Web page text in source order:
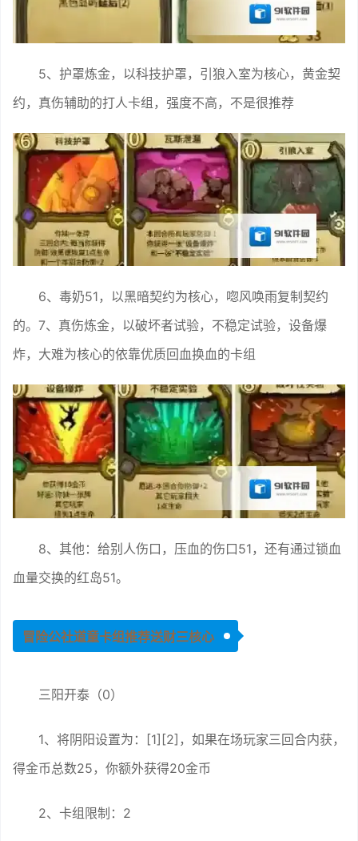
5、护罩炼金，以科技护罩，引狼入室为核心，黄金契
约，真伤辅助的打人卡组，强度不高，不是很推荐
6、毒奶51，以黑暗契约为核心，唿风唤雨复制契约
的。7、真伤炼金，以破坏者试验，不稳定试验，设备爆
炸，大难为核心的依靠优质回血换血的卡组
8、其他：给别人伤口，压血的伤口51，还有通过锁血
血量交换的红岛51。
冒险公社道童卡组推荐送财三核心
三阳开泰（0）
1、将阴阳设置为：[1][2]，如果在场玩家三回合内获，
得金币总数25，你额外获得20金币
2、卡组限制：2